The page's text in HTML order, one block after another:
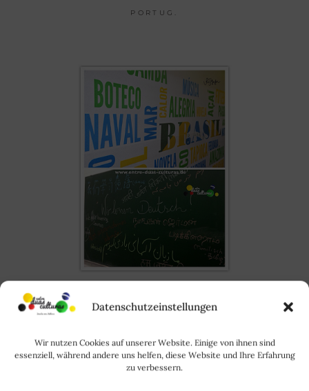
Datenschutzeinstellungen
Wir nutzen Cookies auf unserer Website. Einige von ihnen sind
essenziell, während andere uns helfen, diese Website und Ihre Erfahrung
zu verbessern.
PORTUG.
fala alemão? Se você chegou à
está começando a aprender a
língua de Goethe, este artigo é